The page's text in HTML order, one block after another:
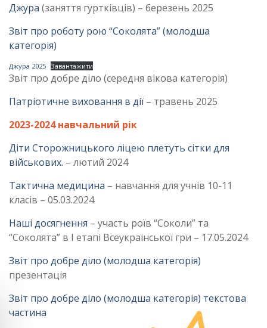
Джура (заняття гуртківців) – березень 2025
Звіт про роботу рою “Соколята” (молодша
категорія)
Джура 2025 Завантажити
Звіт про добре діло (середня вікова категорія)
Патріотичне виховання в дії – травень 2025
2023-2024 навчальний рік
Діти Сторожницького ліцею плетуть сітки для
військових. – лютий 2024
Тактична медицина – навчання для учнів 10-11
класів – 05.03.2024
Наші досягнення – участь роїв “Соколи” та
“Соколята” в І етапі Всеукраїнської гри – 17.05.2024
Звіт про добре діло (молодша категорія)
презентація
Звіт про добре діло (молодша категорія) текстова
частина